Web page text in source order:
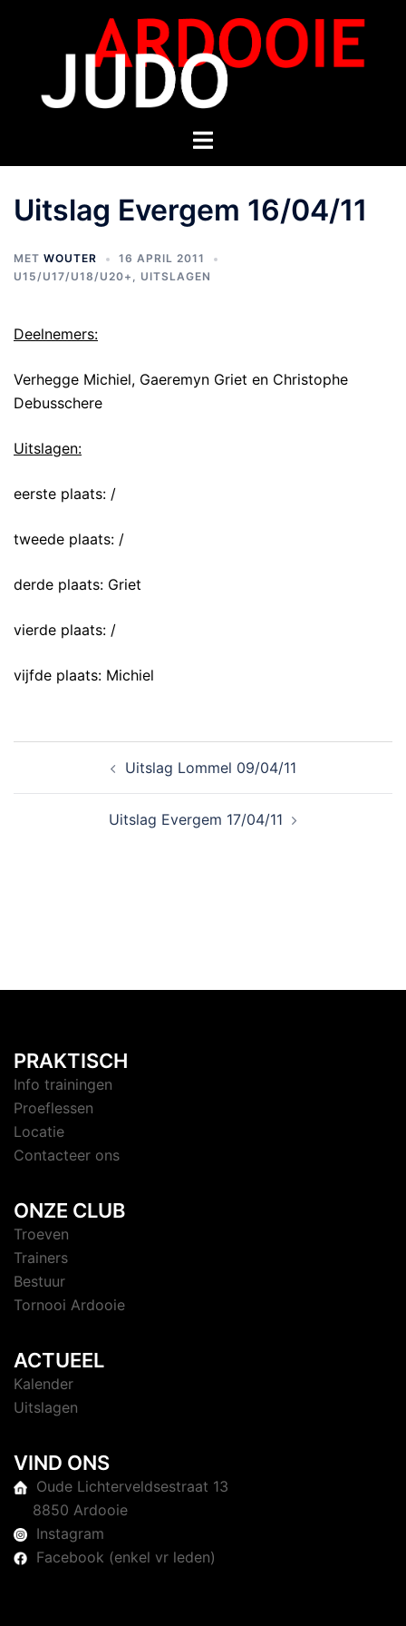
Uitslag Evergem 16/04/11
MET WOUTER
16 APRIL 2011
U15/U17/U18/U20+ , UITSLAGEN
Deelnemers:
Verhegge Michiel, Gaeremyn Griet en Christophe
Debusschere
Uitslagen:
eerste plaats: /
tweede plaats: /
derde plaats: Griet
vierde plaats: /
vijfde plaats: Michiel
Uitslag Lommel 09/04/11
Uitslag Evergem 17/04/11
PRAKTISCH
Info trainingen
Proeflessen
Locatie
Contacteer ons
ONZE CLUB
Troeven
Trainers
Bestuur
Tornooi Ardooie
ACTUEEL
Kalender
Uitslagen
VIND ONS
Oude Lichterveldsestraat 13
8850 Ardooie
Instagram
Facebook (enkel vr leden)